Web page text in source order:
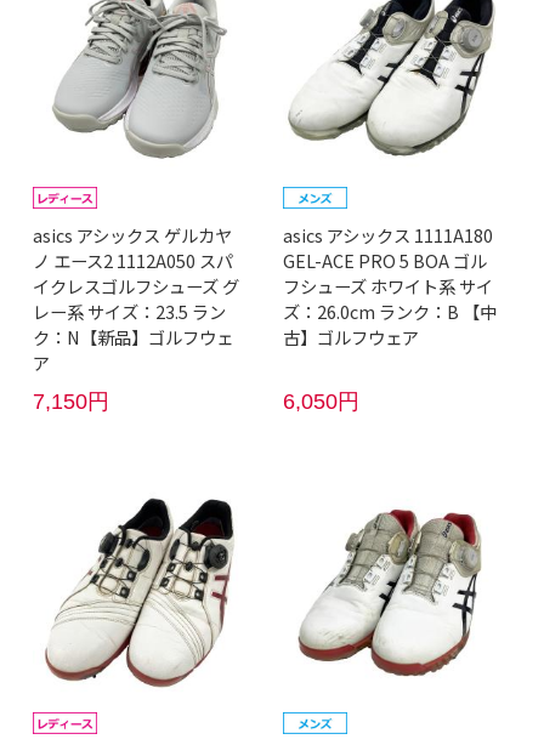
asics アシックス ゲルカヤ
ノ エース2 1112A050 スパ
イクレスゴルフシューズ グ
レー系 サイズ：23.5 ラン
ク：N【新品】ゴルフウェ
ア
7,150円
asics アシックス 1111A180
GEL-ACE PRO 5 BOA ゴル
フシューズ ホワイト系 サイ
ズ：26.0cm ランク：B 【中
古】ゴルフウェア
6,050円